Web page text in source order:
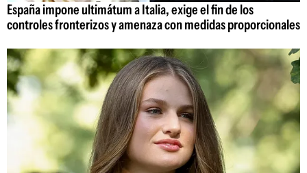
España impone ultimátum a Italia, exige el fin de los
controles fronterizos y amenaza con medidas proporcionales